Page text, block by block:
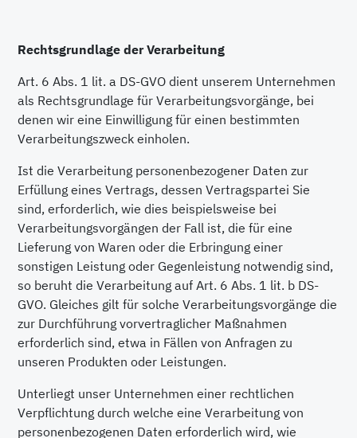
Rechtsgrundlage der Verarbeitung
Art. 6 Abs. 1 lit. a DS-GVO dient unserem Unternehmen
als Rechtsgrundlage für Verarbeitungsvorgänge, bei
denen wir eine Einwilligung für einen bestimmten
Verarbeitungszweck einholen.
Ist die Verarbeitung personenbezogener Daten zur
Erfüllung eines Vertrags, dessen Vertragspartei Sie
sind, erforderlich, wie dies beispielsweise bei
Verarbeitungsvorgängen der Fall ist, die für eine
Lieferung von Waren oder die Erbringung einer
sonstigen Leistung oder Gegenleistung notwendig sind,
so beruht die Verarbeitung auf Art. 6 Abs. 1 lit. b DS-
GVO. Gleiches gilt für solche Verarbeitungsvorgänge die
zur Durchführung vorvertraglicher Maßnahmen
erforderlich sind, etwa in Fällen von Anfragen zu
unseren Produkten oder Leistungen.
Unterliegt unser Unternehmen einer rechtlichen
Verpflichtung durch welche eine Verarbeitung von
personenbezogenen Daten erforderlich wird, wie